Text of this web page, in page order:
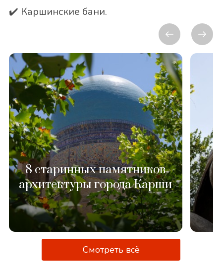
✔️ Каршинские бани.
Амир Тимур
Смотреть всё